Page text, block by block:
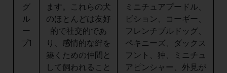
グ
ル
ー
プ1
ます。これらの犬
のほとんどは友好
的で社交的であ
り、感情的な絆を
築くための仲間と
して飼われること
ミニチュアプードル、
ビション、コーギー、
フレンチブルドッグ、
ペキニーズ、ダックス
フント、狆、ミニチュ
アピンシャー、外見が